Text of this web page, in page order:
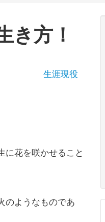
方！
生涯現役
に花を咲かせること
のようなものであ